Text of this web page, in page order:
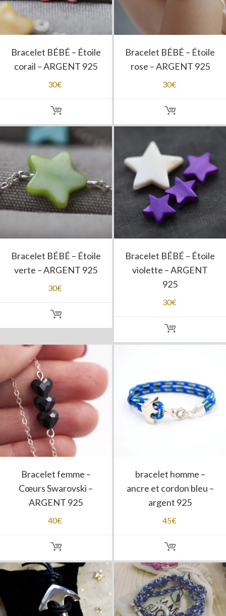
Bracelet BÉBÉ – Étoile
corail – ARGENT 925
30€
Bracelet BÉBÉ – Étoile
rose – ARGENT 925
30€
Bracelet BÉBÉ – Étoile
verte – ARGENT 925
30€
Bracelet BÉBÉ – Étoile
violette – ARGENT
925
30€
Bracelet femme –
Cœurs Swarovski –
ARGENT 925
40€
bracelet homme –
ancre et cordon bleu –
argent 925
45€